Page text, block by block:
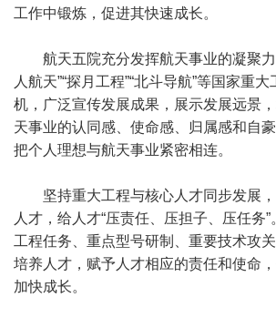
工作中锻炼，促进其快速成长。
航天五院充分发挥航天事业的凝聚
人航天”“探月工程”“北斗导航”等国家重
机，广泛宣传发展成果，展示发展远景
天事业的认同感、使命感、归属感和自
把个人理想与航天事业紧密相连。
坚持重大工程与核心人才同步发展
人才，给人才“压责任、压担子、压任务
工程任务、重点型号研制、重要技术攻
培养人才，赋予人才相应的责任和使命
加快成长。